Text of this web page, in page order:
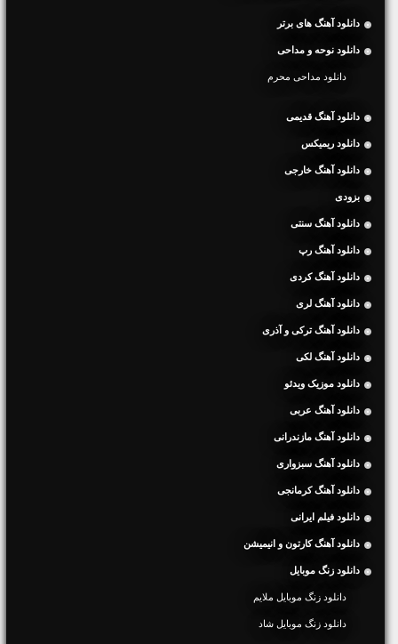
دانلود آهنگ های برتر
دانلود نوحه و مداحی
دانلود مداحی محرم
دانلود آهنگ قدیمی
دانلود ریمیکس
دانلود آهنگ خارجی
بزودی
دانلود آهنگ سنتی
دانلود آهنگ رپ
دانلود آهنگ کردی
دانلود آهنگ لری
دانلود آهنگ ترکی و آذری
دانلود آهنگ لکی
دانلود موزیک ویدئو
دانلود آهنگ عربی
دانلود آهنگ مازندرانی
دانلود آهنگ سبزواری
دانلود آهنگ کرمانجی
دانلود فیلم ایرانی
دانلود آهنگ کارتون و انیمیشن
دانلود زنگ موبایل
دانلود زنگ موبایل ملایم
دانلود زنگ موبایل شاد